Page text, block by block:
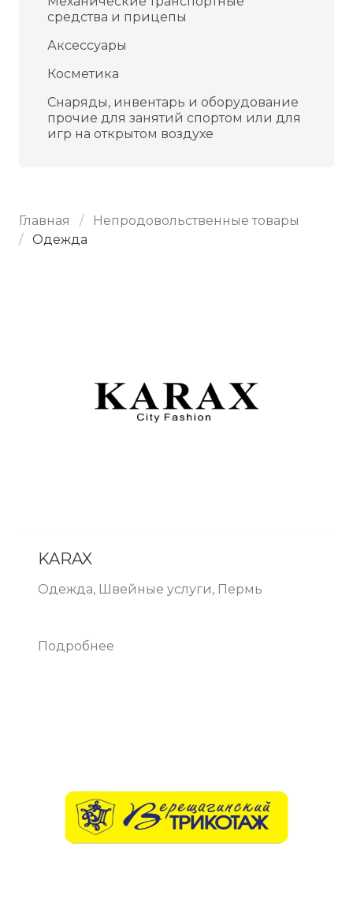
средства и прицепы
Аксессуары
Косметика
Снаряды, инвентарь и оборудование
прочие для занятий спортом или для
игр на открытом воздухе
Главная
Непродовольственные товары
Одежда
KARAX
Одежда, Швейные услуги, Пермь
Подробнее